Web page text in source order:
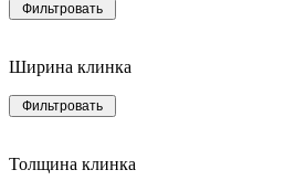
Фильтровать
Ширина клинка
Фильтровать
Толщина клинка